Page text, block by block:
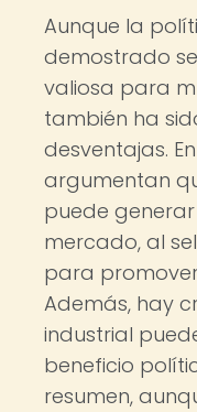
Aunque la
demostrado
valiosa para
también ha
desventajas.
argumentan
puede
mercado, al
para
Además, hay
industrial
beneficio
resumen,